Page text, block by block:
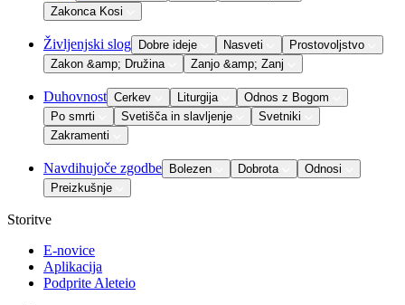
Zakonca Kosi
Življenjski slog Dobre ideje Nasveti
Prostovoljstvo
Zakon &amp; Družina
Zanjo &amp; Zanj
Duhovnost Cerkev Liturgija
Odnos z Bogom
Po smrti
Svetišča in slavljenje
Svetniki
Zakramenti
Navdihujoče zgodbe Bolezen Dobrota
Odnosi
Preizkušnje
Storitve
E-novice
Aplikacija
Podprite Aleteio